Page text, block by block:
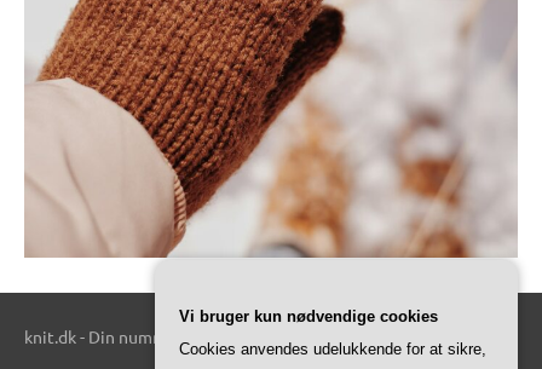
knit.dk - Din nummer 1 kilde til alt relateret til strik.
Vi bruger kun nødvendige cookies
Cookies anvendes udelukkende for at sikre,